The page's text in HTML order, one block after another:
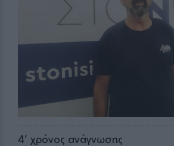
4' χρόνος ανάγνωσης